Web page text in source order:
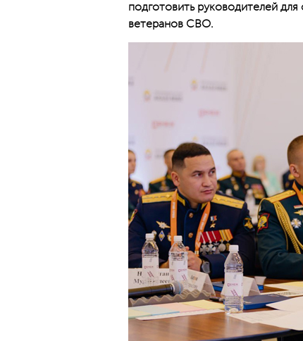
подготовить руководителей
ветеранов СВО.